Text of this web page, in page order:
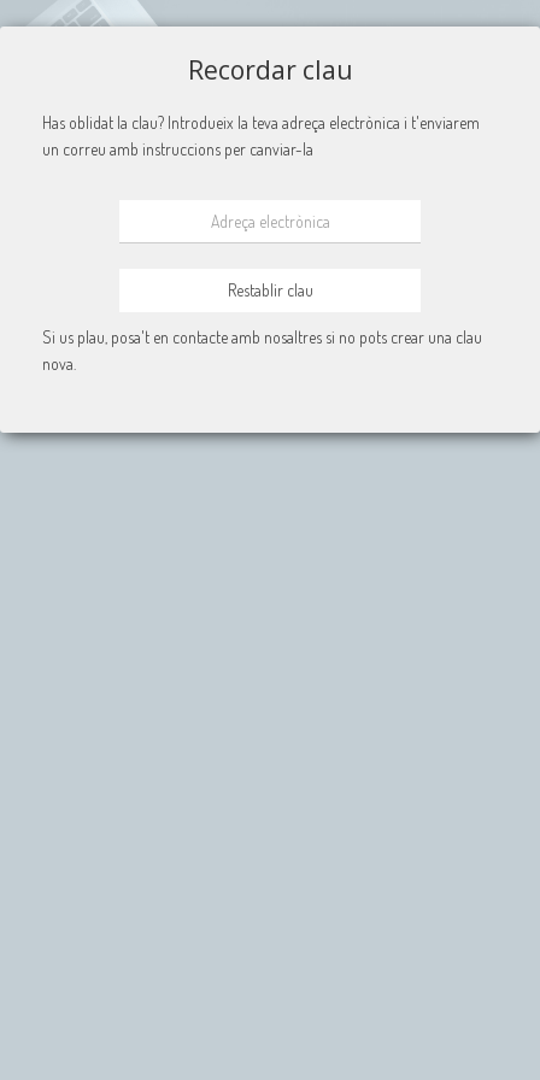
Recordar clau
Has oblidat la clau? Introdueix la teva adreça electrònica i t'enviarem
un correu amb instruccions per canviar-la
Si us plau, posa't en contacte amb nosaltres si no pots crear una clau
nova.